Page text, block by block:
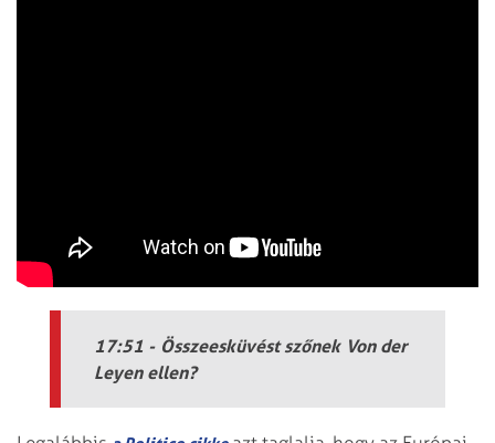
17:51 - Összeesküvést szőnek Von der
Leyen ellen?